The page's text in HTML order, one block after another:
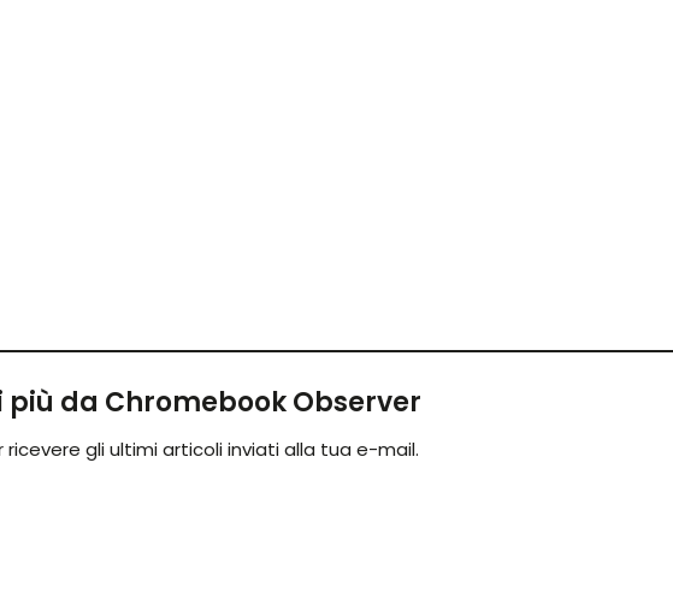
più da Chromebook Observer
gli ultimi articoli inviati alla tua e-mail.